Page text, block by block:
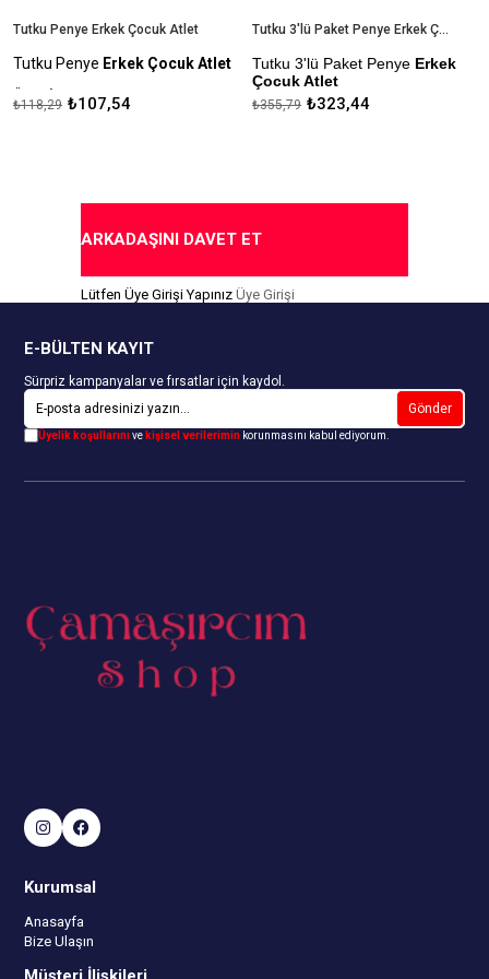
Tutku Penye Erkek Çocuk Atlet
Tutku Penye Erkek Çocuk Atlet
Ürün İçeriği: %100 Pamuk
₺107,54
₺118,29
Tutku 3'lü Paket Penye Erkek Çocuk Atlet
Tutku 3'lü Paket Penye Erkek
Çocuk Atlet
Ürün İçeriği: %100 Pamuk
₺323,44
₺355,79
ARKADAŞINI DAVET ET
Lütfen Üye Girişi Yapınız Üye Girişi
E-BÜLTEN KAYIT
Sürpriz kampanyalar ve fırsatlar için kaydol.
Gönder
Üyelik koşullarınıve kişisel verilerimin korunmasını kabul ediyorum.
Kurumsal
Anasayfa
Bize Ulaşın